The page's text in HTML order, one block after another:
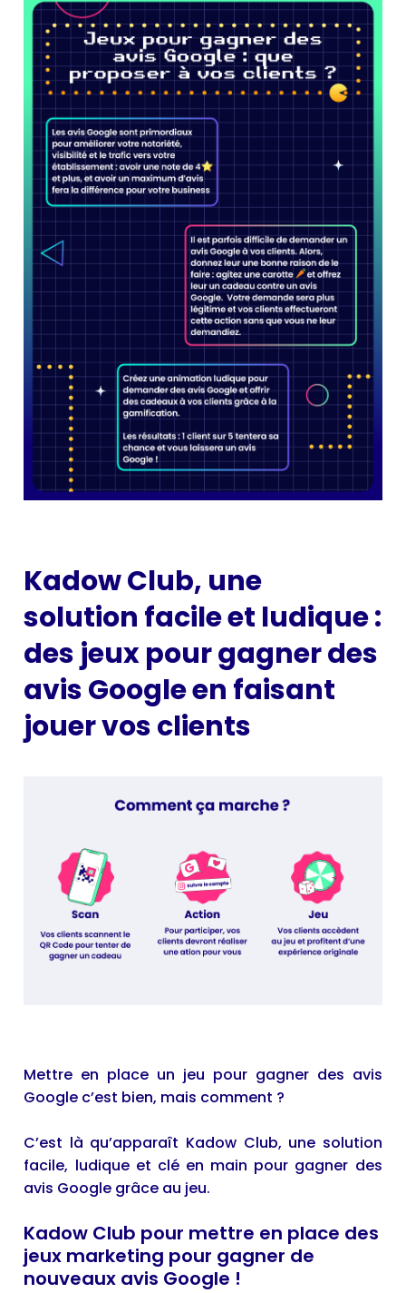
Kadow Club, une
solution facile et ludique :
des jeux pour gagner des
avis Google en faisant
jouer vos clients
Mettre en place un jeu pour gagner des avis
Google c’est bien, mais comment ?
C’est là qu’apparaît Kadow Club, une solution
facile, ludique et clé en main pour gagner des
avis Google grâce au jeu.
Kadow Club pour mettre en place des
jeux marketing pour gagner de
nouveaux avis Google !